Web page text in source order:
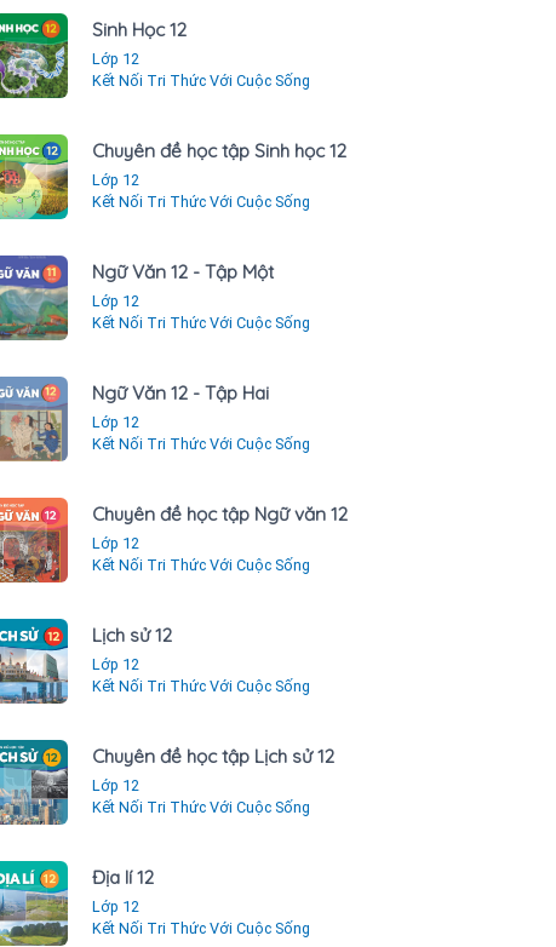
Sinh Học 12
Lớp 12
Kết Nối Tri Thức Với Cuộc Sống
Chuyên đề học tập Sinh học 12
Lớp 12
Kết Nối Tri Thức Với Cuộc Sống
Ngữ Văn 12 - Tập Một
Lớp 12
Kết Nối Tri Thức Với Cuộc Sống
Ngữ Văn 12 - Tập Hai
Lớp 12
Kết Nối Tri Thức Với Cuộc Sống
Chuyên đề học tập Ngữ văn 12
Lớp 12
Kết Nối Tri Thức Với Cuộc Sống
Lịch sử 12
Lớp 12
Kết Nối Tri Thức Với Cuộc Sống
Chuyên đề học tập Lịch sử 12
Lớp 12
Kết Nối Tri Thức Với Cuộc Sống
Địa lí 12
Lớp 12
Kết Nối Tri Thức Với Cuộc Sống